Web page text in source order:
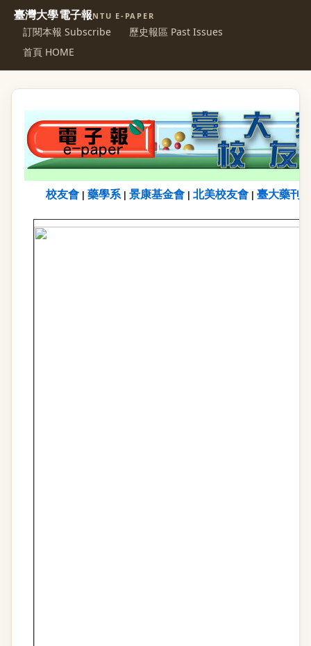
臺灣大學電子報NTU E-PAPER
訂閱本報 Subscribe
歷史報區 Past Issues
首頁 HOME
校友會 藥學系| 景康基金會 北美校友會 臺大藥刊